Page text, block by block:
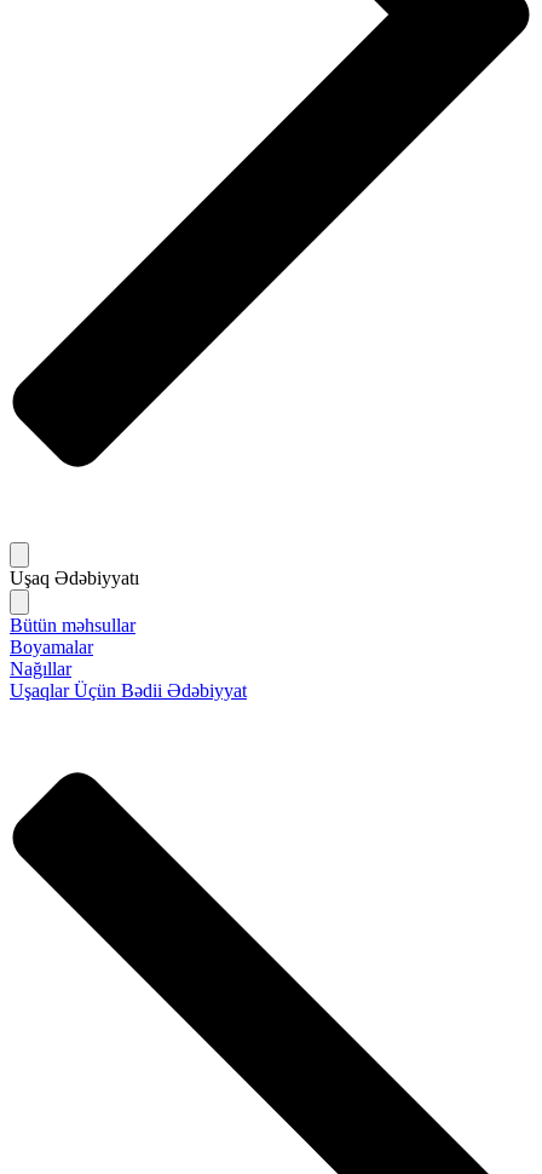
Uşaq Ədəbiyyatı
Bütün məhsullar
Boyamalar
Nağıllar
Uşaqlar Üçün Bədii Ədəbiyyat